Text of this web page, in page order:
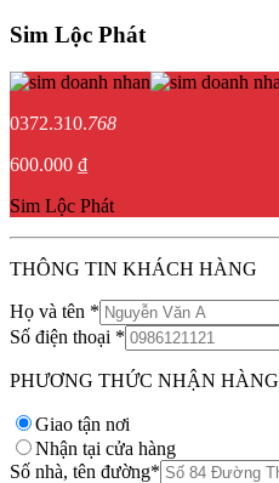
Sim Lộc Phát
0372.310.768
600.000 ₫
Sim Lộc Phát
THÔNG TIN KHÁCH HÀNG
Họ và tên *
Số điện thoại *
PHƯƠNG THỨC NHẬN HÀNG
Giao tận nơi
Nhận tại cửa hàng
Số nhà, tên đường*